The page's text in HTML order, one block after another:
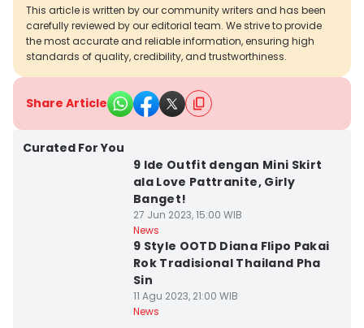
This article is written by our community writers and has been
carefully reviewed by our editorial team. We strive to provide
the most accurate and reliable information, ensuring high
standards of quality, credibility, and trustworthiness.
Share Article
Curated For You
9 Ide Outfit dengan Mini Skirt
ala Love Pattranite, Girly
Banget!
27 Jun 2023, 15:00 WIB
News
9 Style OOTD Diana Flipo Pakai
Rok Tradisional Thailand Pha
Sin
11 Agu 2023, 21:00 WIB
News